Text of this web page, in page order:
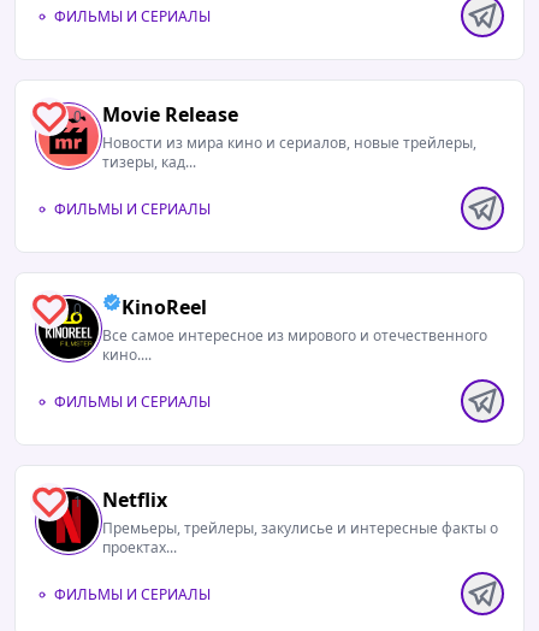
ФИЛЬМЫ И СЕРИАЛЫ
0 Movie Release
Новости из мира кино и сериалов, новые трейлеры,
тизеры, кад...
ФИЛЬМЫ И СЕРИАЛЫ
0 KinoReel
Все самое интересное из мирового и отечественного
кино....
ФИЛЬМЫ И СЕРИАЛЫ
1 Netflix
Премьеры, трейлеры, закулисье и интересные факты о
проектах...
ФИЛЬМЫ И СЕРИАЛЫ